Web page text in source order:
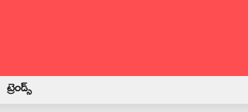
ట్రెండ్స్